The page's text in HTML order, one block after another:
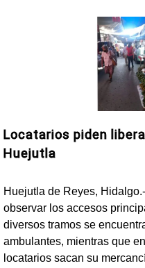
Locatarios piden
Huejutla
Huejutla de Reyes,
observar los accesos
diversos tramos se
ambulantes, mientras que
locatarios sacan su